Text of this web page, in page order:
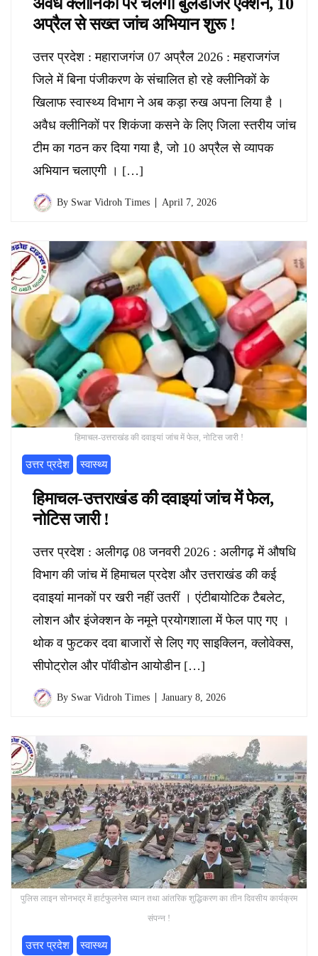
अवैध क्लीनिकों पर चलेगा बुलडोजर एक्शन, 10
अप्रैल से सख्त जांच अभियान शुरू !
उत्तर प्रदेश : महाराजगंज 07 अप्रैल 2026 : महराजगंज
जिले में बिना पंजीकरण के संचालित हो रहे क्लीनिकों के
खिलाफ स्वास्थ्य विभाग ने अब कड़ा रुख अपना लिया है ।
अवैध क्लीनिकों पर शिकंजा कसने के लिए जिला स्तरीय जांच
टीम का गठन कर दिया गया है, जो 10 अप्रैल से व्यापक
अभियान चलाएगी । […]
By Swar Vidroh Times April 7, 2026
हिमाचल-उत्तराखंड की दवाइयां जांच में फेल, नोटिस जारी !
उत्तर प्रदेश स्वास्थ्य
हिमाचल-उत्तराखंड की दवाइयां जांच में फेल,
नोटिस जारी !
उत्तर प्रदेश : अलीगढ़ 08 जनवरी 2026 : अलीगढ़ में औषधि
विभाग की जांच में हिमाचल प्रदेश और उत्तराखंड की कई
दवाइयां मानकों पर खरी नहीं उतरीं । एंटीबायोटिक टैबलेट,
लोशन और इंजेक्शन के नमूने प्रयोगशाला में फेल पाए गए ।
थोक व फुटकर दवा बाजारों से लिए गए साइक्लिन, क्लोवेक्स,
सीपोट्रोल और पॉवीडोन आयोडीन […]
By Swar Vidroh Times January 8, 2026
पुलिस लाइन सोनभद्र में हार्टफुलनेस ध्यान तथा आंतरिक शुद्धिकरण का तीन दिवसीय कार्यक्रम
संपन्न !
उत्तर प्रदेश स्वास्थ्य